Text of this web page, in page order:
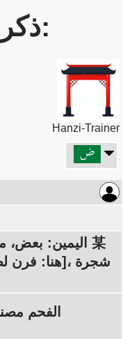
ذكر للشخصية:
Hanzi-Trainer
الفحم